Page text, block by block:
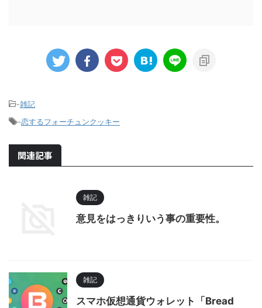
-雑記
-恋するフォーチュンクッキー
関連記事
雑記
意見をはっきりいう事の重要性。
雑記
スマホ仮想通貨ウォレット「Bread